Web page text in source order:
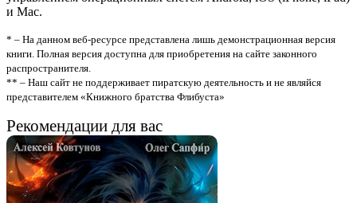
и Mac.
* – На данном веб-ресурсе представлена лишь демонстрационная версия
книги. Полная версия доступна для приобретения на сайте законного
распространителя.
** – Наш сайт не поддерживает пиратскую деятельность и не являйся
представителем «Книжного братства Флибуста»
Рекомендации для вас